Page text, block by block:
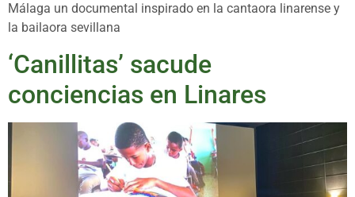
Málaga un documental inspirado en la cantaora linarense y
la bailaora sevillana
‘Canillitas’ sacude
conciencias en Linares